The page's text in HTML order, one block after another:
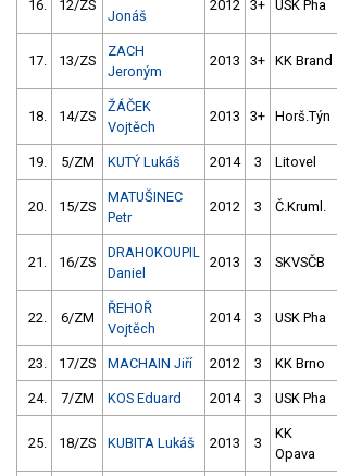
16. 12/ZS
Jonáš
2012 3+ USK Pha
17. 13/ZS
ZACH
Jeroným
2013 3+ KK Brand
18. 14/ZS
ŽÁČEK
Vojtěch
2013 3+ Horš.Týn
19. 5/ZM KUTÝ Lukáš 2014 3 Litovel
20. 15/ZS
MATUŠINEC
Petr
2012 3 Č.Kruml.
21. 16/ZS
DRAHOKOUPIL
Daniel
2013 3 SKVSČB
22. 6/ZM
ŘEHOŘ
Vojtěch
2014 3 USK Pha
23. 17/ZS MACHAIN Jiří 2012 3 KK Brno
24. 7/ZM KOS Eduard 2014 3 USK Pha
25. 18/ZS KUBITA Lukáš 2013 3
KK
Opava